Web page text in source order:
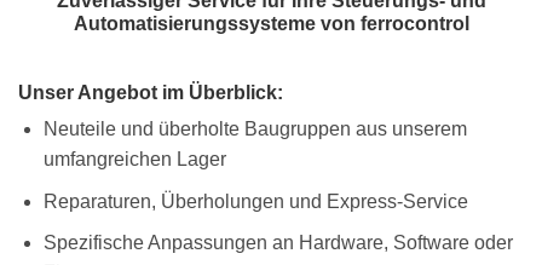
Automatisierungssysteme von ferrocontrol
Unser Angebot im Überblick:
Neuteile und überholte Baugruppen aus unserem
umfangreichen Lager
Reparaturen, Überholungen und Express-Service
Spezifische Anpassungen an Hardware, Software oder